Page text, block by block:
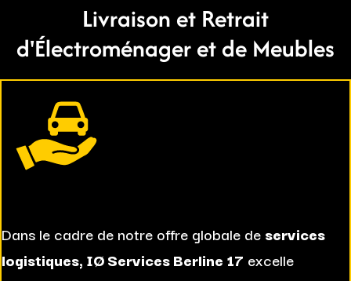
Livraison et Retrait
d'Électroménager et de Meubles
Dans le cadre de notre offre globale de services
logistiques, IØ Services Berline 17 excelle